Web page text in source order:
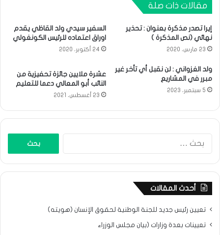
مقالات ذات صلة
إيرا تصدر مذكرة بعنوان : تحذير
نهائي (نص المذكرة )
23 مارس، 2020
السفير سيدي ولد القاظي يقدم
اوراق اعتماده للرئيس الكونغولي
24 أكتوبر، 2020
ولد الغزواني : لن نقبل أي تأخر غير
مبرر في المشاريع
5 سبتمبر، 2023
عشرة ملايين جائزة تحفيزية من
النائب أبو المعالي دعما للتعليم
23 أغسطس، 2021
أحدث المقالات
تعيين رئيس جديد للجنة الوطنية لحقوق الإنسان (هويته)
تعيينات بعدة وزارات (بيان مجلس الوزراء